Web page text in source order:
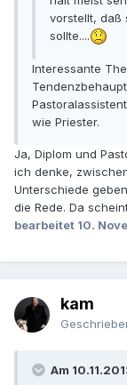
vorstellt, daß
sollte....
Interessante
wie Priester.
Ja, Diplom und
ich denke,
Unterschiede
die Rede. Da
bearbeitet 10.
kam
Am